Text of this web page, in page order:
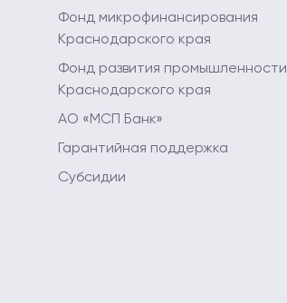
Фонд микрофинансирования
Краснодарского края
Фонд развития промышленности
Краснодарского края
АО «МСП Банк»
Гарантийная поддержка
Субсидии